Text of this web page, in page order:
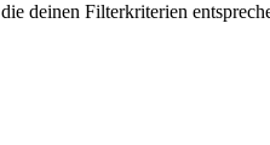
deinen Filterkriterien